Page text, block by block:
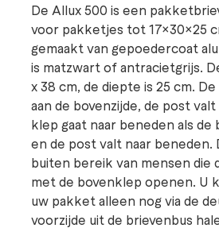
De Allux 500 is een
voor pakketjes tot 17x30x25
gemaakt van gepoedercoat
is matzwart of antracietgrijs.
x 38 cm, de diepte is 25 cm.
aan de bovenzijde, de post
klep gaat naar beneden als de
en de post valt naar beneden.
buiten bereik van mensen die
met de bovenklep openen. U
uw pakket alleen nog via de
voorzijde uit de brievenbus